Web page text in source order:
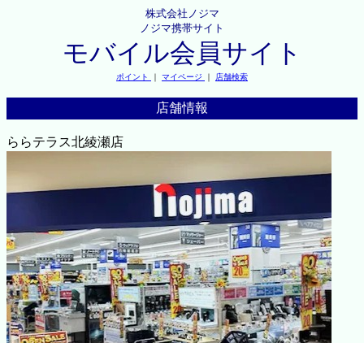
株式会社ノジマ
ノジマ携帯サイト
モバイル会員サイト
ポイント ｜ マイページ ｜ 店舗検索
店舗情報
ららテラス北綾瀬店